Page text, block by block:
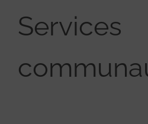
Services